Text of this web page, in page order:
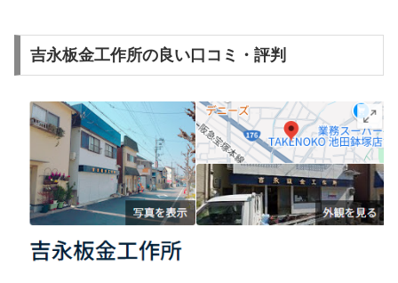
吉永板金工作所の良い口コミ・評判